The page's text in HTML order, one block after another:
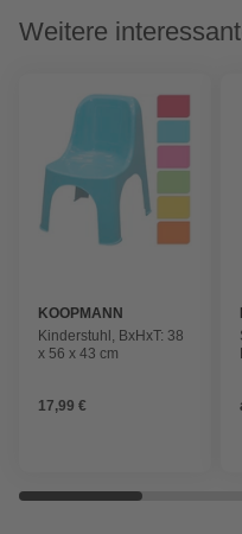
Weitere
KOOPMANN
Kinderstuhl, BxHxT: 38
x 56 x 43 cm
17,99 €